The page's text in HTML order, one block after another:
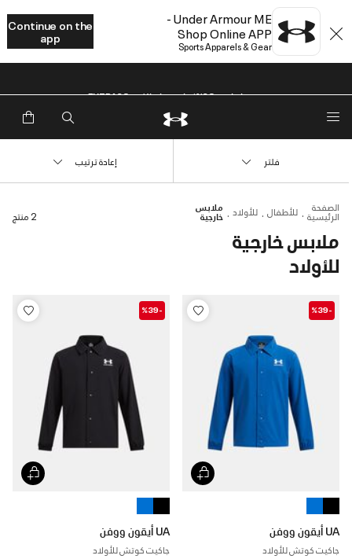
Under Armour ME -
Shop Online APP
Sports Apparels & Gear
Continue on the
app
الصفحة
الرئيسية للأطفال للأولاد ملابس
خارجية
ملابس خارجية
للأولاد
2 منتج
فلتر إعادة ترتيب
-%39
UA أيقون ووفن
جاكيت كوتش للأولاد
-%39
UA أيقون ووفن
جاكيت كوتش للأولاد